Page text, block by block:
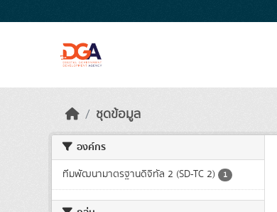
ชุดข้อมูล
องค์กร
ทีมพัฒนามาตรฐานดิจิทัล 2 (SD-TC 2) 1